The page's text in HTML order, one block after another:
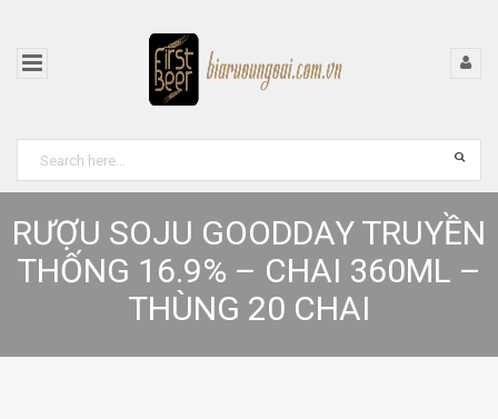
RƯỢU SOJU GOODDAY TRUYỀN
THỐNG 16.9% – CHAI 360ML –
THÙNG 20 CHAI